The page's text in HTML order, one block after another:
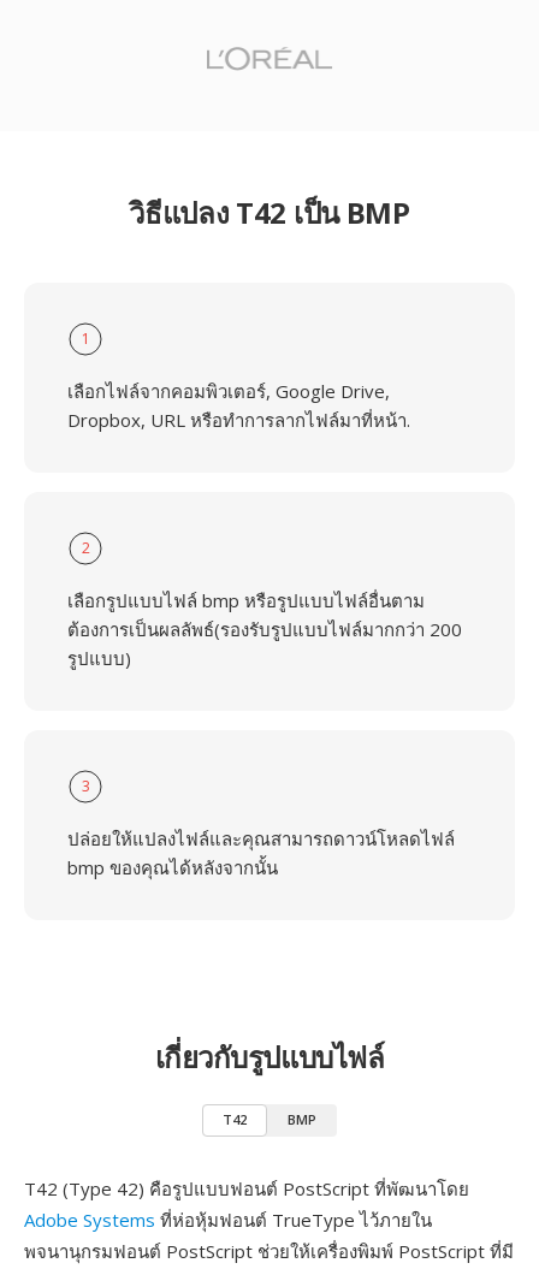
วิธีแปลง T42 เป็น BMP
1
เลือกไฟล์จากคอมพิวเตอร์, Google Drive,
Dropbox, URL หรือทำการลากไฟล์มาที่หน้า.
2
เลือกรูปแบบไฟล์ bmp หรือรูปแบบไฟล์อื่นตาม
ต้องการเป็นผลลัพธ์(รองรับรูปแบบไฟล์มากกว่า 200
รูปแบบ)
3
ปล่อยให้แปลงไฟล์และคุณสามารถดาวน์โหลดไฟล์
bmp ของคุณได้หลังจากนั้น
เกี่ยวกับรูปแบบไฟล์
T42 BMP
T42 (Type 42) คือรูปแบบฟอนต์ PostScript ที่พัฒนาโดย
Adobe Systems ที่ห่อหุ้มฟอนต์ TrueType ไว้ภายใน
พจนานุกรมฟอนต์ PostScript ช่วยให้เครื่องพิมพ์ PostScript ที่มี